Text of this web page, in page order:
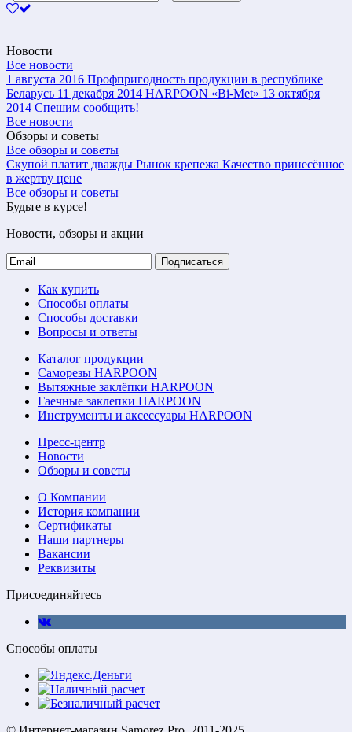
Новости
Все новости
1 августа 2016 Профпригодность продукции в республике
Беларусь 11 декабря 2014 HARPOON «Bi-Met» 13 октября
2014 Спешим сообщить!
Все новости
Обзоры и советы
Все обзоры и советы
Скупой платит дважды Рынок крепежа Качество принесённое
в жертву цене
Все обзоры и советы
Будьте в курсе!
Новости, обзоры и акции
Подписаться
Как купить
Способы оплаты
Способы доставки
Вопросы и ответы
Каталог продукции
Саморезы HARPOON
Вытяжные заклёпки HARPOON
Гаечные заклепки HARPOON
Инструменты и аксессуары HARPOON
Пресс-центр
Новости
Обзоры и советы
О Компании
История компании
Сертификаты
Наши партнеры
Вакансии
Реквизиты
Присоединяйтесь
Способы оплаты